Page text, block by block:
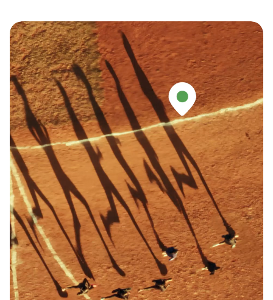
Před závodem: Cíl
Asistent závodu a individuální, vědecky
podložené tréninkové plány. Na základě vaší
dosavadní výkonnosti odhadnou cílový čas